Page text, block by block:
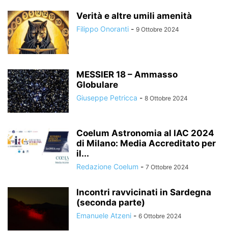
Verità e altre umili amenità
Filippo Onoranti - 9 Ottobre 2024
MESSIER 18 – Ammasso
Globulare
Giuseppe Petricca - 8 Ottobre 2024
Coelum Astronomia al IAC 2024
di Milano: Media Accreditato per
il...
Redazione Coelum - 7 Ottobre 2024
Incontri ravvicinati in Sardegna
(seconda parte)
Emanuele Atzeni - 6 Ottobre 2024